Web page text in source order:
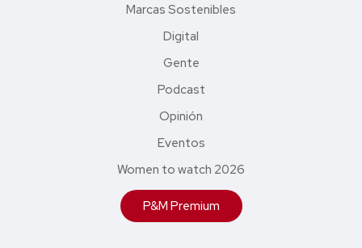
Marcas Sostenibles
Digital
Gente
Podcast
Opinión
Eventos
Women to watch 2026
P&M Premium